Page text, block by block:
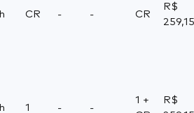
CR - - CR
R$
259,15
1 - -
1 +
R$